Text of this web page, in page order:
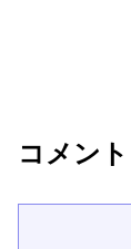
コメント